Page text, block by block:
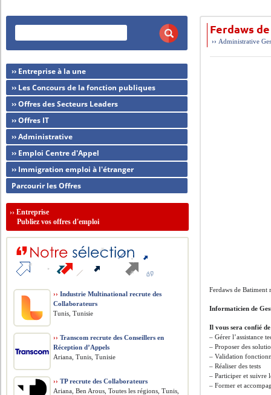
Ferdaws
›› Administrative
Ferdaws de Batiment
Informaticien de
Il vous sera confié de
– Gérer l’assistance
– Proposer des
– Validation
– Réaliser des tests
– Participer et suivre
– Former et
›› Entreprise à la une
›› Les Concours de la fonction publiques
›› Offres des Secteurs Leaders
›› Offres IT
›› Administrative
›› Emploi Centre d'Appel
›› Immigration emploi à l'étranger
Parcourir les Offres
››Entreprise
Publiez vos offres d'emploi
›› Industrie Multinational recrute des
Collaborateurs
Tunis, Tunisie
›› Transcom recrute des Conseillers en
Réception d’Appels
Ariana, Tunis, Tunisie
›› TP recrute des Collaborateurs
Ariana, Ben Arous, Toutes les régions, Tunis,